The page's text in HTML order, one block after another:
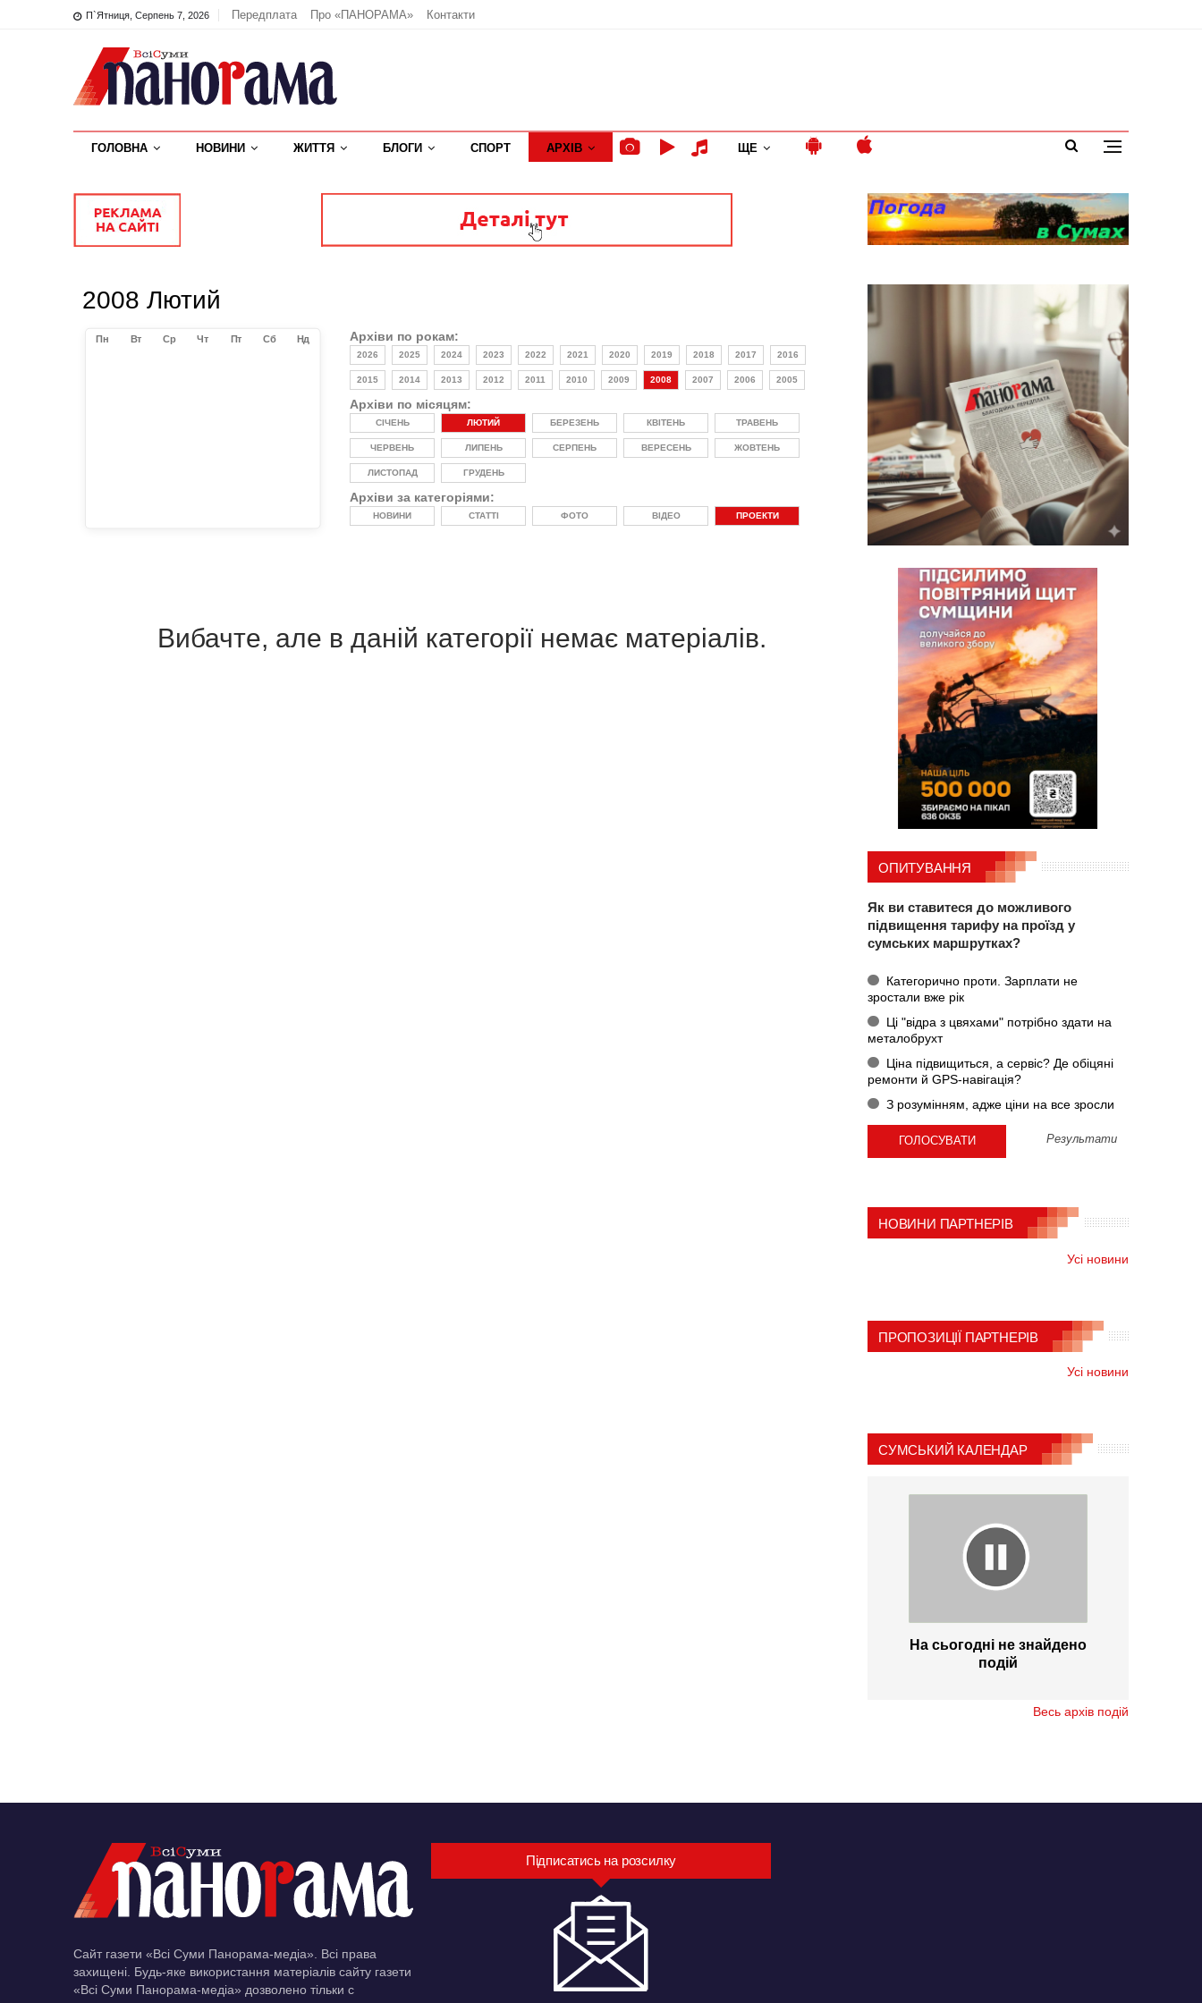
П`ятниця, Серпень 7, 2026 Передплата Про «ПАНОРАМА» Контакти
ГОЛОВНА НОВИНИ ЖИТТЯ БЛОГИ СПОРТ АРХІВ ЩЕ
2008 Лютий
Пн Вт Ср Чт Пт Сб Нд Архіви по рокам:
2026 2025 2024 2023 2022 2021 2020 2019 2018 2017 2016
2015 2014 2013 2012 2011 2010 2009 2008 2007 2006 2005
Архіви по місяцям:
СІЧЕНЬ ЛЮТИЙ БЕРЕЗЕНЬ КВІТЕНЬ ТРАВЕНЬ
ЧЕРВЕНЬ ЛИПЕНЬ СЕРПЕНЬ ВЕРЕСЕНЬ ЖОВТЕНЬ
ЛИСТОПАД ГРУДЕНЬ
Архіви за категоріями:
НОВИНИ СТАТТІ ФОТО ВІДЕО ПРОЕКТИ
Вибачте, але в даній категорії немає матеріалів.
ОПИТУВАННЯ
Як ви ставитеся до можливого
підвищення тарифу на проїзд у
сумських маршрутках?
Категорично проти. Зарплати не
зростали вже рік
Ці "відра з цвяхами" потрібно здати на
металобрухт
Ціна підвищиться, а сервіс? Де обіцяні
ремонти й GPS-навігація?
З розумінням, адже ціни на все зросли
Результати
НОВИНИ ПАРТНЕРІВ
Усі новини
ПРОПОЗИЦІЇ ПАРТНЕРІВ
Усі новини
СУМСЬКИЙ КАЛЕНДАР
На сьогодні не знайдено
подій
Весь архів подій
Сайт газети «Всі Суми Панорама-медіа». Всі права
захищені. Будь-яке використання матеріалів сайту газети
«Всі Суми Панорама-медіа» дозволено тільки c
Підписатись на розсилку